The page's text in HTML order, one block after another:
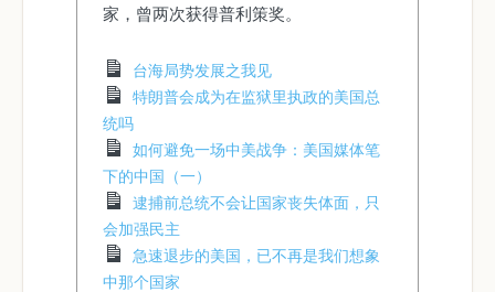
家，曾两次获得普利策奖。
台海局势发展之我见
特朗普会成为在监狱里执政的美国总
统吗
如何避免一场中美战争：美国媒体笔
下的中国（一）
逮捕前总统不会让国家丧失体面，只
会加强民主
急速退步的美国，已不再是我们想象
中那个国家